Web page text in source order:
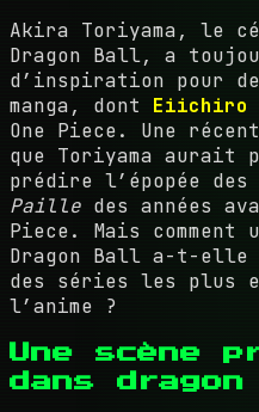
Akira Toriyama, le
Dragon Ball, a
d’inspiration pour
manga, dont Eiichiro
One Piece. Une
que Toriyama
prédire l’épopée des
Paille des années
Piece. Mais comment
Dragon Ball a-t-elle
des séries les plus
l’anime ?
Une scène
dans